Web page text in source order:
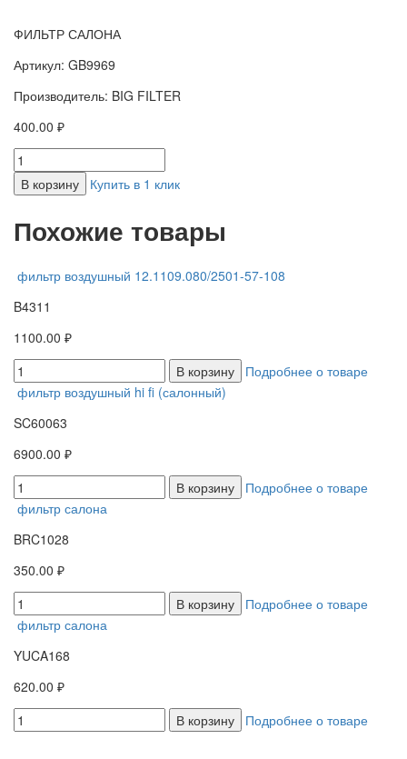
ФИЛЬТР САЛОНА
Артикул: GB9969
Производитель: BIG FILTER
400.00 ₽
В корзину Купить в 1 клик
Похожие товары
фильтр воздушный 12.1109.080/2501-57-108
B4311
1100.00 ₽
В корзину
Подробнее о товаре
фильтр воздушный hi fi (салонный)
SC60063
6900.00 ₽
В корзину
Подробнее о товаре
фильтр салона
BRC1028
350.00 ₽
В корзину
Подробнее о товаре
фильтр салона
YUCA168
620.00 ₽
В корзину
Подробнее о товаре